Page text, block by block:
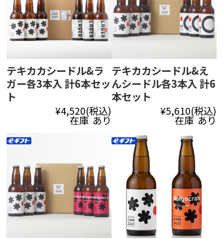
テキカカシードル&ラ
ガー各3本入 計6本セッ
ト
¥4,520(税込)
在庫 あり
テキカカシードル&え
んシードル各3本入 計6
本セット
¥5,610(税込)
在庫 あり